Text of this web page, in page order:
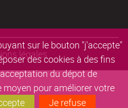
sur le bouton "j'accepte"
des cookies à des fins
du dépot de
moyen pour améliorer votre
Je refuse
légales